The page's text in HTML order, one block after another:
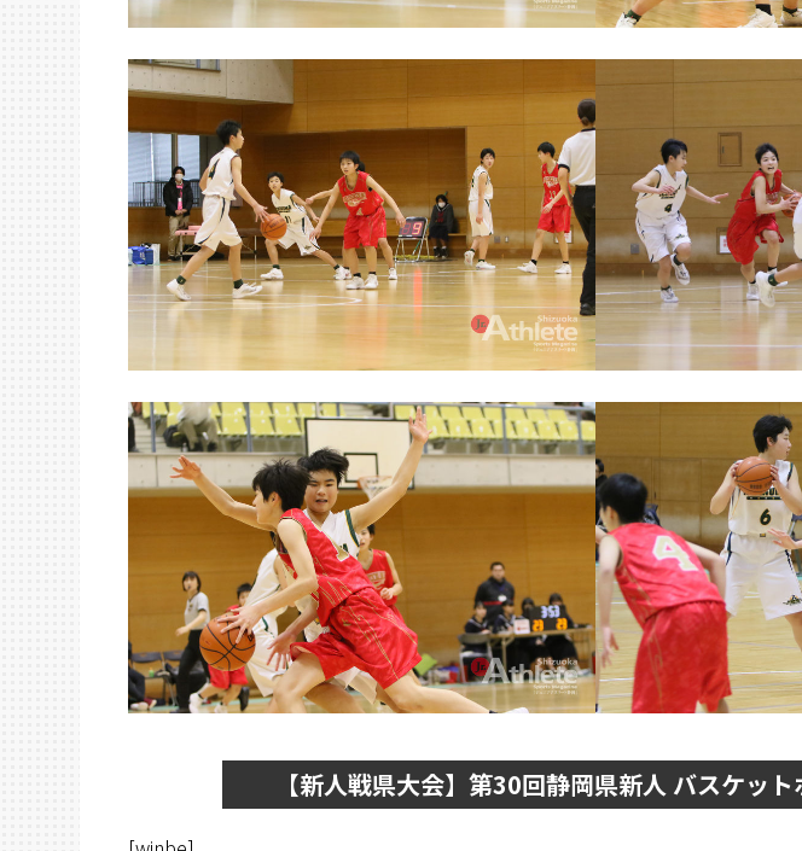
【新人戦県大会】第30回静岡県新人 バスケッ